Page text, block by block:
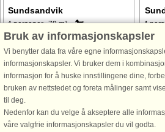
Sundsandvik
4 personer, 79 m²
500 m til kyst.
Välkommen till denna mysiga stuga,
högt belägen på till stor del
insynsskyddad, kuperad tomt med
havsnära läge i Sundsandvik, norr
om Orust. Fantastisk utsikt från
altanen över sundet till vindön.
Tomten ...
4
271 m
pärla
havet
nästa
endast
Bruk av informasjonskapsler
Vi benytter data fra våre egne
informasjonskapsler. Vi bruker dem i
informasjon for å huske innstillingene dine,
bruken av nettstedet og foreta målinger samt
til deg.
Nedenfor kan du velge å akseptere alle
våre valgfrie informasjonskapsler du vil godta.